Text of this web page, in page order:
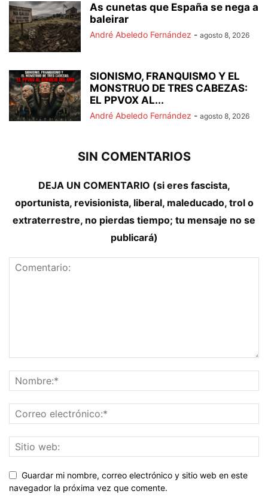
As cunetas que España se nega a
baleirar
André Abeledo Fernández - agosto 8, 2026
SIONISMO, FRANQUISMO Y EL
MONSTRUO DE TRES CABEZAS:
EL PPVOX AL...
André Abeledo Fernández - agosto 8, 2026
SIN COMENTARIOS
DEJA UN COMENTARIO (si eres fascista,
oportunista, revisionista, liberal, maleducado, trol o
extraterrestre, no pierdas tiempo; tu mensaje no se
publicará)
Guardar mi nombre, correo electrónico y sitio web en este
navegador la próxima vez que comente.